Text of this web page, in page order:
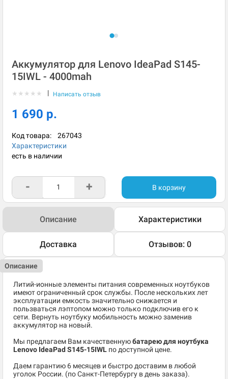
Аккумулятор для Lenovo IdeaPad S145-
15IWL - 4000mah
★ ★ ★ ★ ★ | Написать отзыв
1 690 р.
Код товара: 267043
Характеристики
есть в наличии
- + В корзину
Описание Характеристики
Доставка Отзывов: 0
Описание
Литий-ионные элементы питания современных ноутбуков
имеют ограниченный срок службы. После нескольких лет
эксплуатации емкость значительно снижается и
пользваться лэптопом можно только подключив его к
сети. Вернуть ноутбуку мобильность можно заменив
аккумулятор на новый.
Мы предлагаем Вам качественнуюбатарею для ноутбука
Lenovo IdeaPad S145-15IWL по доступной цене.
Даем гарантию 6 месяцев и быстро доставим в любой
уголок России. (по Санкт-Петербургу в день заказа).